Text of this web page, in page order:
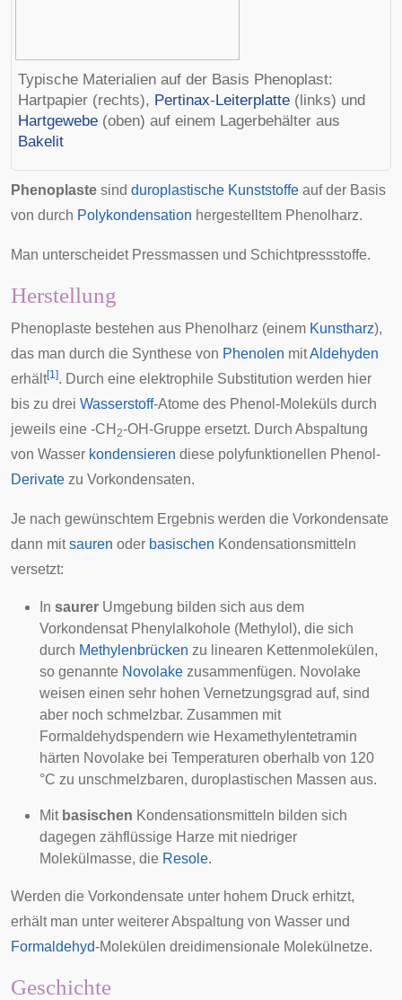
Typische Materialien auf der Basis Phenoplast:
Hartpapier (rechts), Pertinax-Leiterplatte (links) und
Hartgewebe (oben) auf einem Lagerbehälter aus
Bakelit
Phenoplaste sind duroplastische Kunststoffe auf der Basis
von durch Polykondensation hergestelltem Phenolharz.
Man unterscheidet Pressmassen und Schichtpressstoffe.
Herstellung
Phenoplaste bestehen aus Phenolharz (einem Kunstharz),
das man durch die Synthese von Phenolen mitAldehyden
erhält[1]. Durch eine elektrophile Substitution werden hier
bis zu drei Wasserstoff-Atome des Phenol-Moleküls durch
jeweils eine -CH 2-OH-Gruppe ersetzt. Durch Abspaltung
von Wasser kondensieren diese polyfunktionellen Phenol-
Derivate zu Vorkondensaten.
Je nach gewünschtem Ergebnis werden die Vorkondensate
dann mitsauren oder basischen Kondensationsmitteln
versetzt:
In saurer Umgebung bilden sich aus dem
Vorkondensat Phenylalkohole (Methylol), die sich
durch Methylenbrücken zu linearen Kettenmolekülen,
so genannte Novolake zusammenfügen. Novolake
weisen einen sehr hohen Vernetzungsgrad auf, sind
aber noch schmelzbar. Zusammen mit
Formaldehydspendern wie Hexamethylentetramin
härten Novolake bei Temperaturen oberhalb von 120
°C zu unschmelzbaren, duroplastischen Massen aus.
Mit basischen Kondensationsmitteln bilden sich
dagegen zähflüssige Harze mit niedriger
Molekülmasse, die Resole.
Werden die Vorkondensate unter hohem Druck erhitzt,
erhält man unter weiterer Abspaltung von Wasser und
Formaldehyd-Molekülen dreidimensionale Molekülnetze.
Geschichte